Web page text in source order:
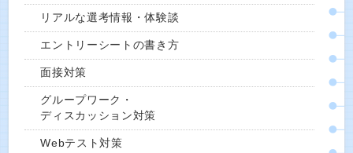
リアルな選考情報・体験談
エントリーシートの書き方
面接対策
グループワーク・
ディスカッション対策
Webテスト対策